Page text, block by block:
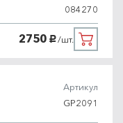
084270
2750 руб./шт.
Артикул
GP2091